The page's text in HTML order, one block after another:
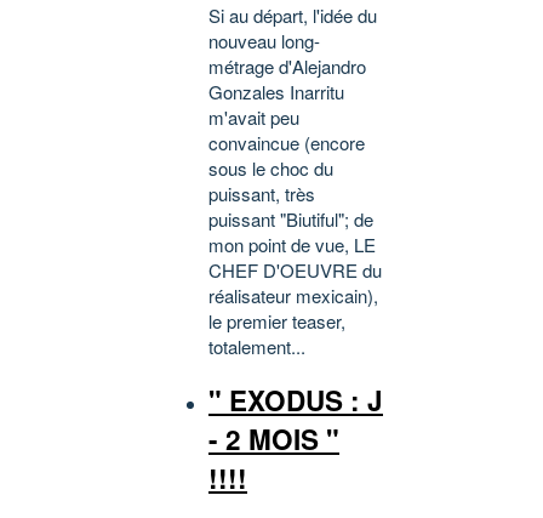
Si au départ, l'idée du
nouveau long-
métrage d'Alejandro
Gonzales Inarritu
m'avait peu
convaincue (encore
sous le choc du
puissant, très
puissant "Biutiful"; de
mon point de vue, LE
CHEF D'OEUVRE du
réalisateur mexicain),
le premier teaser,
totalement...
" EXODUS : J
- 2 MOIS "
!!!!